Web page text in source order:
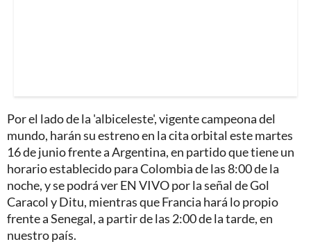
Por el lado de la 'albiceleste', vigente campeona del
mundo, harán su estreno en la cita orbital este martes
16 de junio frente a Argentina, en partido que tiene un
horario establecido para Colombia de las 8:00 de la
noche, y se podrá ver EN VIVO por la señal de Gol
Caracol y Ditu, mientras que Francia hará lo propio
frente a Senegal, a partir de las 2:00 de la tarde, en
nuestro país.